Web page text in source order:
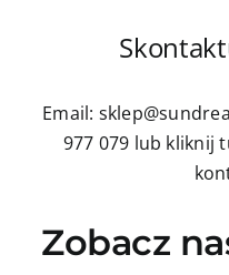
Email:
977 079 lub kliknij
Zobacz